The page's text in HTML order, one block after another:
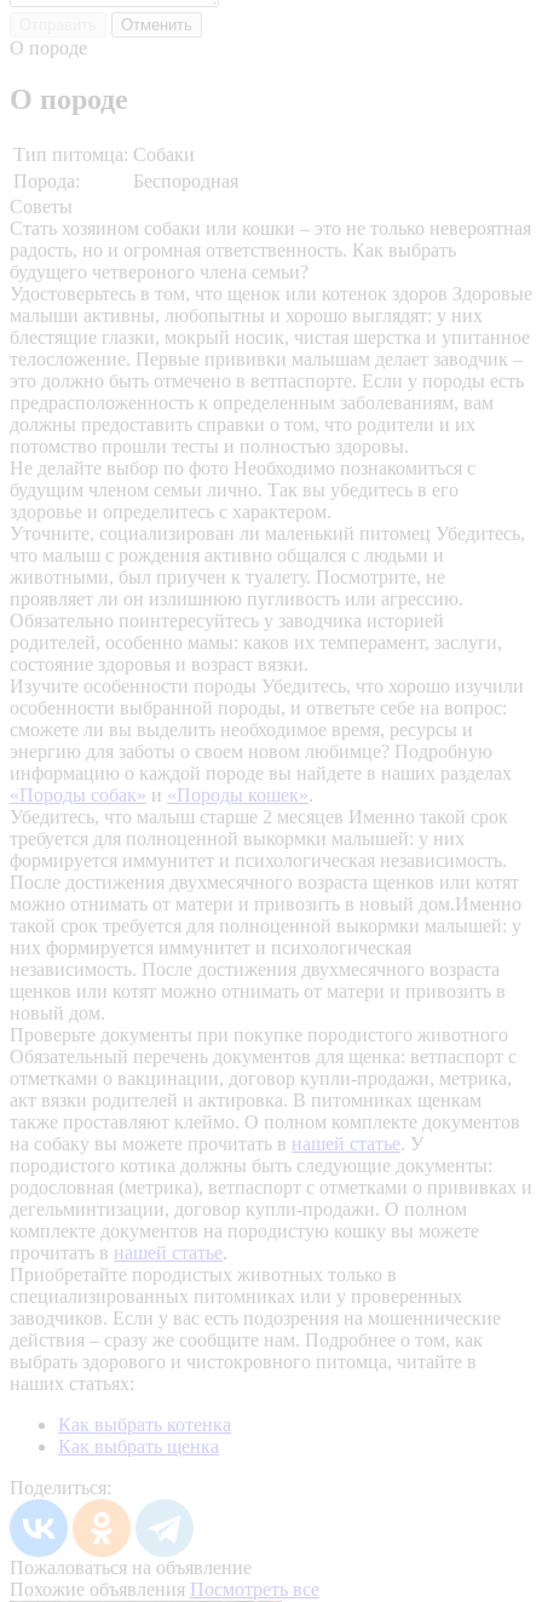
Отменить
О породе
О породе
Тип питомца: Собаки
Порода:
Беспородная
Советы
Стать хозяином собаки или кошки – это не только невероятная
радость, но и огромная ответственность. Как выбрать
будущего четвероного члена семьи?
Удостоверьтесь в том, что щенок или котенок здоров Здоровые
малыши активны, любопытны и хорошо выглядят: у них
блестящие глазки, мокрый носик, чистая шерстка и упитанное
телосложение. Первые прививки малышам делает заводчик –
это должно быть отмечено в ветпаспорте. Если у породы есть
предрасположенность к определенным заболеваниям, вам
должны предоставить справки о том, что родители и их
потомство прошли тесты и полностью здоровы.
Не делайте выбор по фото Необходимо познакомиться с
будущим членом семьи лично. Так вы убедитесь в его
здоровье и определитесь с характером.
Уточните, социализирован ли маленький питомец Убедитесь,
что малыш с рождения активно общался с людьми и
животными, был приучен к туалету. Посмотрите, не
проявляет ли он излишнюю пугливость или агрессию.
Обязательно поинтересуйтесь у заводчика историей
родителей, особенно мамы: каков их темперамент, заслуги,
состояние здоровья и возраст вязки.
Изучите особенности породы Убедитесь, что хорошо изучили
особенности выбранной породы, и ответьте себе на вопрос:
сможете ли вы выделить необходимое время, ресурсы и
энергию для заботы о своем новом любимце? Подробную
информацию о каждой породе вы найдете в наших разделах
«Породы собак» и «Породы кошек».
Убедитесь, что малыш старше 2 месяцев Именно такой срок
требуется для полноценной выкормки малышей: у них
формируется иммунитет и психологическая независимость.
После достижения двухмесячного возраста щенков или котят
можно отнимать от матери и привозить в новый дом.Именно
такой срок требуется для полноценной выкормки малышей: у
них формируется иммунитет и психологическая
независимость. После достижения двухмесячного возраста
щенков или котят можно отнимать от матери и привозить в
новый дом.
Проверьте документы при покупке породистого животного
Обязательный перечень документов для щенка: ветпаспорт с
отметками о вакцинации, договор купли-продажи, метрика,
акт вязки родителей и актировка. В питомниках щенкам
также проставляют клеймо. О полном комплекте документов
на собаку вы можете прочитать в нашей статье. У
породистого котика должны быть следующие документы:
родословная (метрика), ветпаспорт с отметками о прививках и
дегельминтизации, договор купли-продажи. О полном
комплекте документов на породистую кошку вы можете
прочитать в нашей статье.
Приобретайте породистых животных только в
специализированных питомниках или у проверенных
заводчиков. Если у вас есть подозрения на мошеннические
действия – сразу же сообщите нам. Подробнее о том, как
выбрать здорового и чистокровного питомца, читайте в
наших статьях:
Как выбрать котенка
Как выбрать щенка
Поделиться:
Пожаловаться на объявление
Похожие объявления Посмотреть все